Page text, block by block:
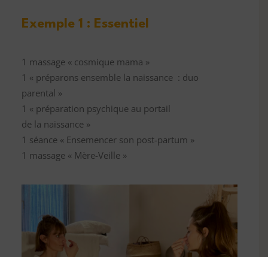
Exemple 1 : Essentiel
1 massage « cosmique mama »
1 « préparons ensemble la naissance : duo
parental »
1 « préparation psychique au portail
de la naissance »
1 séance « Ensemencer son post-partum »
1 massage « Mère-Veille »